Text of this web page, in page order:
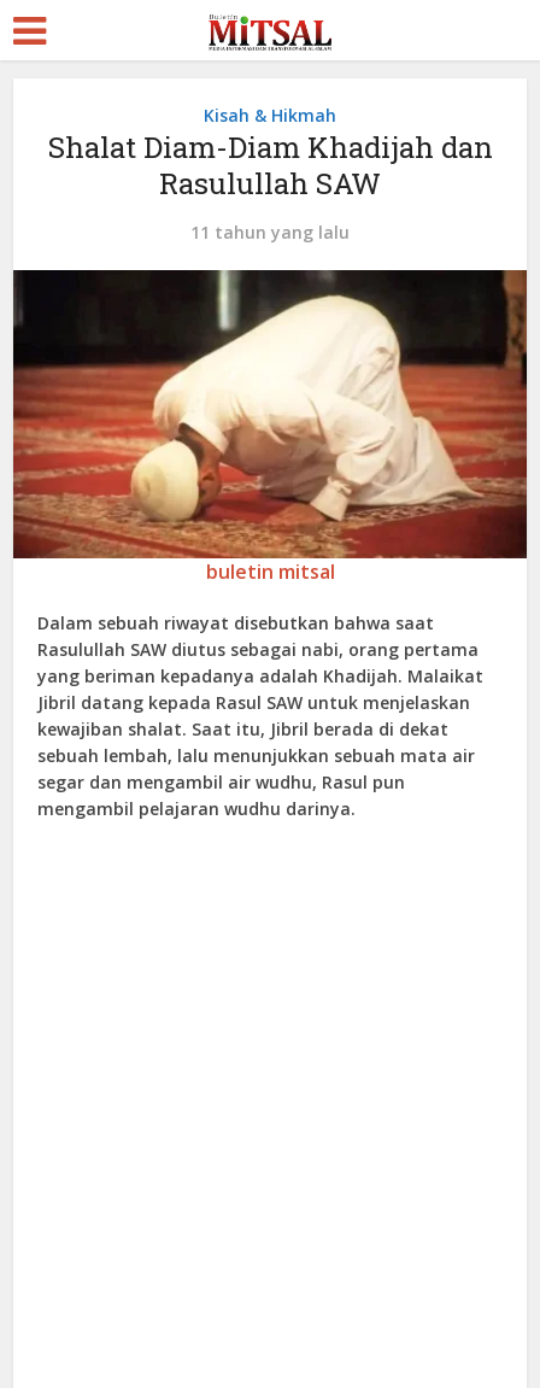
Kisah & Hikmah
Shalat Diam-Diam Khadijah dan
Rasulullah SAW
11 tahun yang lalu
buletin mitsal
Dalam sebuah riwayat disebutkan bahwa saat
Rasulullah SAW diutus sebagai nabi, orang pertama
yang beriman kepadanya adalah Khadijah. Malaikat
Jibril datang kepada Rasul SAW untuk menjelaskan
kewajiban shalat. Saat itu, Jibril berada di dekat
sebuah lembah, lalu menunjukkan sebuah mata air
segar dan mengambil air wudhu, Rasul pun
mengambil pelajaran wudhu darinya.